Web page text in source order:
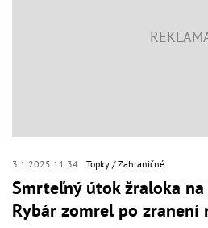
3.1.2025 11:34 Topky Zahraničné
Smrteľný útok žraloka
Rybár zomrel po zranení